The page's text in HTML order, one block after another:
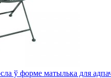
ў форме матылька для